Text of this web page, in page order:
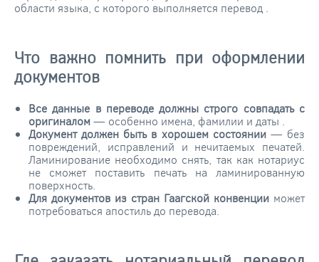
области языка, с которого выполняется перевод
Что важно помнить при оформлении
документов
Все данные в переводе должны строго совпадать с
оригиналом— особенно имена, фамилии и даты
Документ должен быть в хорошем состоянии— без
повреждений, исправлений и нечитаемых печатей.
Ламинирование необходимо снять, так как нотариус
не сможет поставить печать на ламинированную
поверхность.
Для документов из стран Гаагской конвенции может
потребоваться апостиль до перевода.